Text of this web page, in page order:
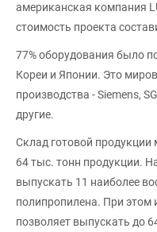
американская компания
стоимость проекта
77% оборудования было
Кореи и Японии. Это
производства - Siemens,
другие.
Склад готовой
64 тыс. тонн продукции.
выпускать 11 наиболее
полипропилена. При этом
позволяет выпускать до